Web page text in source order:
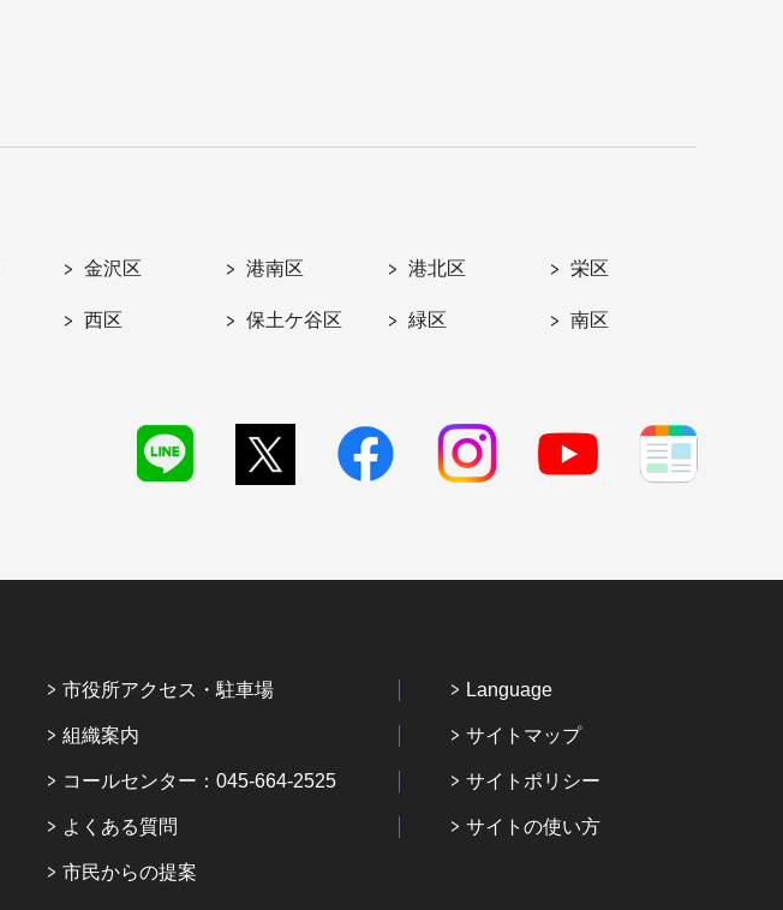
金沢区 港南区 港北区 栄区
西区 保土ケ谷区 緑区 南区
市役所アクセス・駐車場
組織案内
コールセンター：045-664-2525
よくある質問
市民からの提案
Language
サイトマップ
サイトポリシー
サイトの使い方